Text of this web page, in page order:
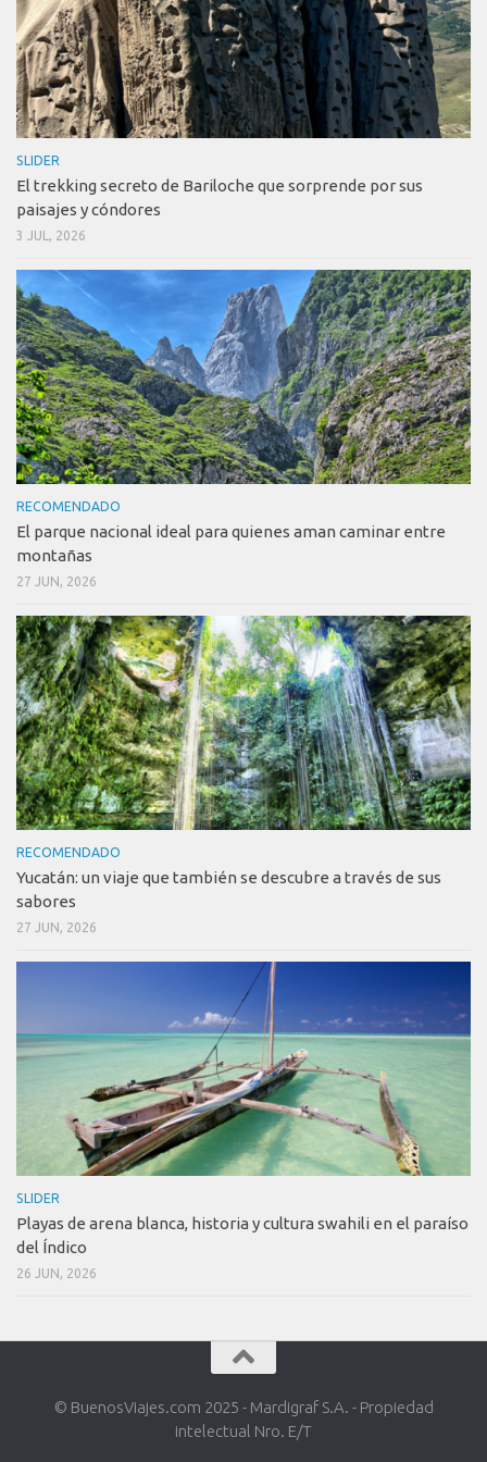
SLIDER
El trekking secreto de Bariloche que sorprende por sus
paisajes y cóndores
3 JUL, 2026
RECOMENDADO
El parque nacional ideal para quienes aman caminar entre
montañas
27 JUN, 2026
RECOMENDADO
Yucatán: un viaje que también se descubre a través de sus
sabores
27 JUN, 2026
SLIDER
Playas de arena blanca, historia y cultura swahili en el paraíso
del Índico
26 JUN, 2026
© BuenosViajes.com 2025 - Mardigraf S.A. - Propiedad
intelectual Nro. E/T